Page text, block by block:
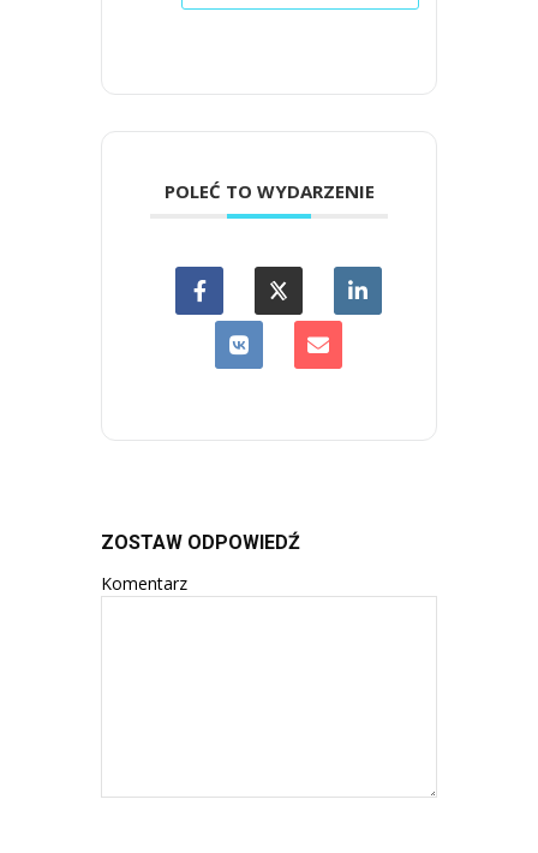
POLEĆ TO WYDARZENIE
ZOSTAW ODPOWIEDŹ
Komentarz